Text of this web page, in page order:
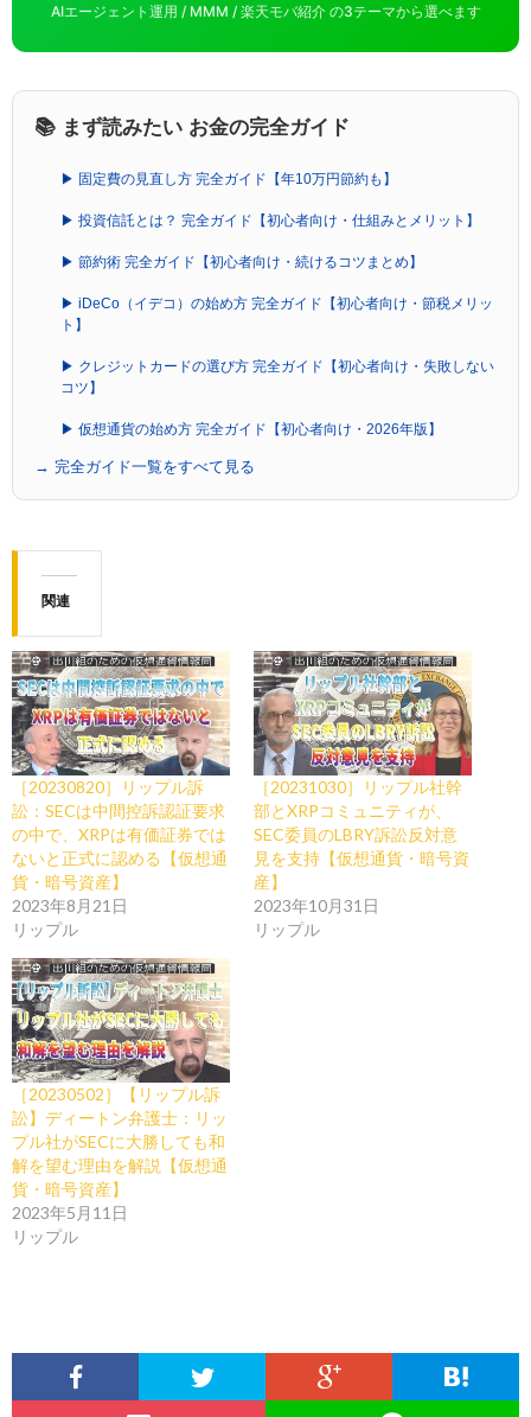
AIエージェント運用 / MMM / 楽天モバ紹介 の3テーマから選べます
📚 まず読みたい お金の完全ガイド
▶ 固定費の見直し方 完全ガイド【年10万円節約も】
▶ 投資信託とは？ 完全ガイド【初心者向け・仕組みとメリット】
▶ 節約術 完全ガイド【初心者向け・続けるコツまとめ】
▶ iDeCo（イデコ）の始め方 完全ガイド【初心者向け・節税メリッ
ト】
▶ クレジットカードの選び方 完全ガイド【初心者向け・失敗しない
コツ】
▶ 仮想通貨の始め方 完全ガイド【初心者向け・2026年版】
→ 完全ガイド一覧をすべて見る
関連
［20230820］リップル訴
訟：SECは中間控訴認証要求
の中で、XRPは有価証券では
ないと正式に認める【仮想通
貨・暗号資産】
2023年8月21日
リップル
［20231030］リップル社幹
部とXRPコミュニティが、
SEC委員のLBRY訴訟反対意
見を支持【仮想通貨・暗号資
産】
2023年10月31日
リップル
［20230502］【リップル訴
訟】ディートン弁護士：リッ
プル社がSECに大勝しても和
解を望む理由を解説【仮想通
貨・暗号資産】
2023年5月11日
リップル